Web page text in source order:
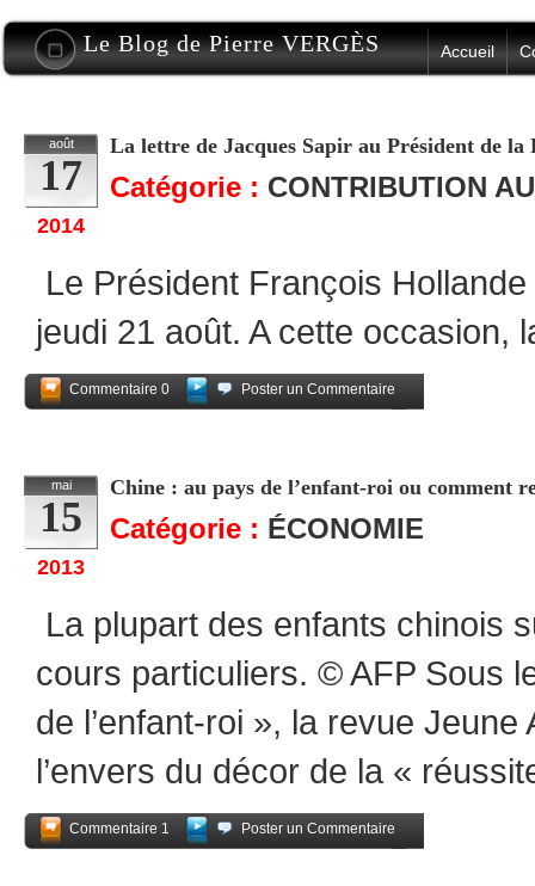
Le Blog de Pierre VERGÈS Accueil
août
17
2014
La lettre de Jacques Sapir au Président de la
Catégorie : CONTRIBUTION
Le Président François
jeudi 21 août. A cette occasion,
Commentaire 0
Poster un Commentaire
mai
15
2013
Chine : au pays de l’enfant-roi ou comment
Catégorie : ÉCONOMIE
La plupart des enfants chinois
cours particuliers. © AFP Sous
de l’enfant-roi », la revue
l’envers du décor de la «
Commentaire 1
Poster un Commentaire